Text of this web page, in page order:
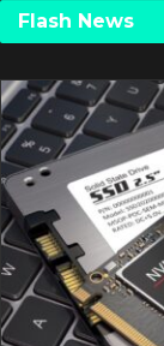
Flash News